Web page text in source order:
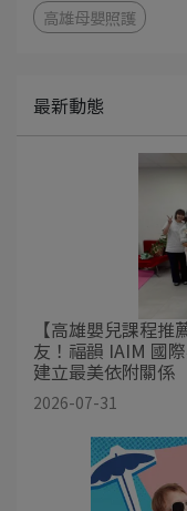
高雄母嬰照護
最新動態
【高雄嬰兒課程
友！福韻 IAIM 國
建立最美依附關係
2026-07-31